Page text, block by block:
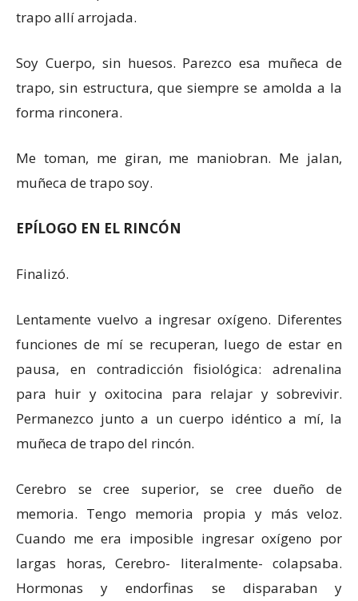
trapo allí arrojada.
Soy Cuerpo, sin huesos. Parezco esa muñeca de
trapo, sin estructura, que siempre se amolda a la
forma rinconera.
Me toman, me giran, me maniobran. Me jalan,
muñeca de trapo soy.
EPÍLOGO EN EL RINCÓN
Finalizó.
Lentamente vuelvo a ingresar oxígeno. Diferentes
funciones de mí se recuperan, luego de estar en
pausa, en contradicción fisiológica: adrenalina
para huir y oxitocina para relajar y sobrevivir.
Permanezco junto a un cuerpo idéntico a mí, la
muñeca de trapo del rincón.
Cerebro se cree superior, se cree dueño de
memoria. Tengo memoria propia y más veloz.
Cuando me era imposible ingresar oxígeno por
largas horas, Cerebro- literalmente- colapsaba.
Hormonas y endorfinas se disparaban y